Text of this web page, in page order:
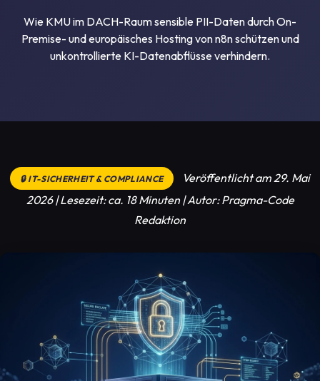
Wie KMU im DACH-Raum sensible PII-Daten durch On-
Premise- und europäisches Hosting von n8n schützen und
unkontrollierte KI-Datenabflüsse verhindern.
🔒 IT-SICHERHEIT & COMPLIANCE
Veröffentlicht am 29. Mai
2026 | Lesezeit: ca. 18 Minuten | Autor: Pragma-Code
Redaktion